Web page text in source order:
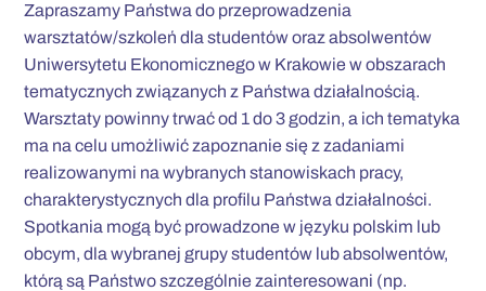
Zapraszamy Państwa do przeprowadzenia
warsztatów/szkoleń dla studentów oraz absolwentów
Uniwersytetu Ekonomicznego w Krakowie w obszarach
tematycznych związanych z Państwa działalnością.
Warsztaty powinny trwać od 1 do 3 godzin, a ich tematyka
ma na celu umożliwić zapoznanie się z zadaniami
realizowanymi na wybranych stanowiskach pracy,
charakterystycznych dla profilu Państwa działalności.
Spotkania mogą być prowadzone w języku polskim lub
obcym, dla wybranej grupy studentów lub absolwentów,
którą są Państwo szczególnie zainteresowani (np.